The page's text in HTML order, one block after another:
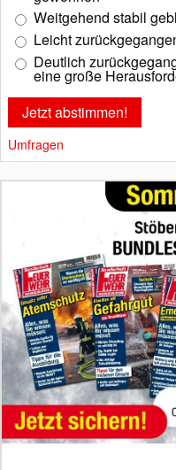
Weitgehend stabil
Leicht
Deutlich
eine große
Umfragen